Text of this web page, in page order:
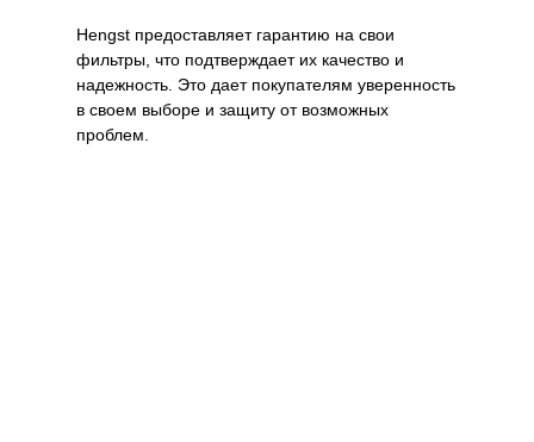
Hengst предоставляет гарантию на свои
фильтры, что подтверждает их качество и
надежность. Это дает покупателям уверенность
в своем выборе и защиту от возможных
проблем.